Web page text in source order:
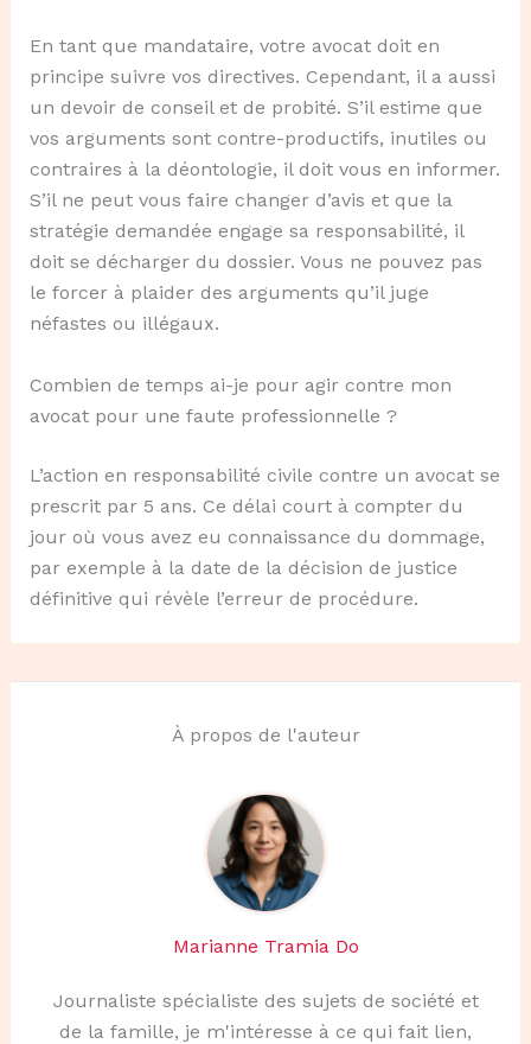
En tant que mandataire, votre avocat doit en
principe suivre vos directives. Cependant, il a aussi
un devoir de conseil et de probité. S’il estime que
vos arguments sont contre-productifs, inutiles ou
contraires à la déontologie, il doit vous en informer.
S’il ne peut vous faire changer d’avis et que la
stratégie demandée engage sa responsabilité, il
doit se décharger du dossier. Vous ne pouvez pas
le forcer à plaider des arguments qu’il juge
néfastes ou illégaux.
Combien de temps ai-je pour agir contre mon
avocat pour une faute professionnelle ?
L’action en responsabilité civile contre un avocat se
prescrit par 5 ans. Ce délai court à compter du
jour où vous avez eu connaissance du dommage,
par exemple à la date de la décision de justice
définitive qui révèle l’erreur de procédure.
À propos de l'auteur
Marianne Tramia Do
Journaliste spécialiste des sujets de société et
de la famille, je m'intéresse à ce qui fait lien,